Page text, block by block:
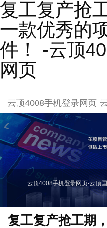
复工复产抢
一款优秀的
件！ -云顶
网页
云顶4008手机登录网页-
云顶4008手机登录网页-云顶
复工复产抢工期